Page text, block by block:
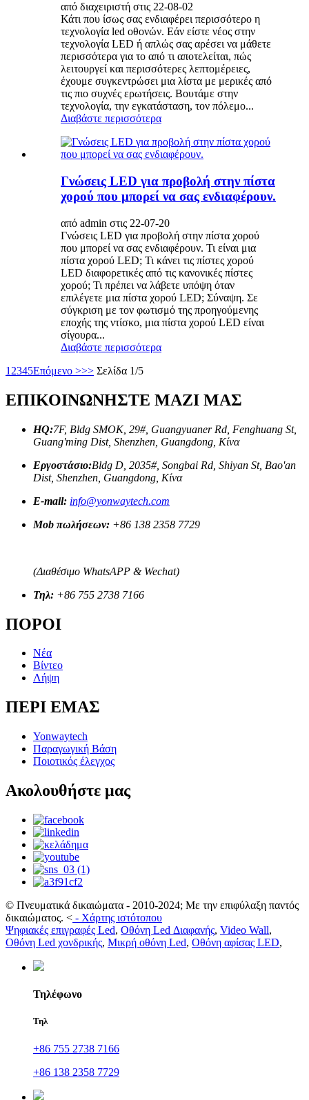
από διαχειριστή στις 22-08-02
Κάτι που ίσως σας ενδιαφέρει περισσότερο η
τεχνολογία led οθονών. Εάν είστε νέος στην
τεχνολογία LED ή απλώς σας αρέσει να μάθετε
περισσότερα για το από τι αποτελείται, πώς
λειτουργεί και περισσότερες λεπτομέρειες,
έχουμε συγκεντρώσει μια λίστα με μερικές από
τις πιο συχνές ερωτήσεις. Βουτάμε στην
τεχνολογία, την εγκατάσταση, τον πόλεμο...
Διαβάστε περισσότερα
Γνώσεις LED για προβολή στην πίστα
χορού που μπορεί να σας ενδιαφέρουν.
από admin στις 22-07-20
Γνώσεις LED για προβολή στην πίστα χορού
που μπορεί να σας ενδιαφέρουν. Τι είναι μια
πίστα χορού LED; Τι κάνει τις πίστες χορού
LED διαφορετικές από τις κανονικές πίστες
χορού; Τι πρέπει να λάβετε υπόψη όταν
επιλέγετε μια πίστα χορού LED; Σύναψη. Σε
σύγκριση με τον φωτισμό της προηγούμενης
εποχής της ντίσκο, μια πίστα χορού LED είναι
σίγουρα...
Διαβάστε περισσότερα
1 2345Επόμενο >>> Σελίδα 1/5
ΕΠΙΚΟΙΝΩΝΗΣΤΕ ΜΑΖΙ ΜΑΣ
HQ:7F, Bldg SMOK, 29#, Guangyuaner Rd, Fenghuang St,
Guang'ming Dist, Shenzhen, Guangdong, Κίνα
Εργοστάσιο:Bldg D, 2035#, Songbai Rd, Shiyan St, Bao'an
Dist, Shenzhen, Guangdong, Κίνα
E-mail: info@yonwaytech.com
Mob πωλήσεων: +86 138 2358 7729
(Διαθέσιμο WhatsAPP & Wechat)
Τηλ: +86 755 2738 7166
ΠΟΡΟΙ
Νέα
Βίντεο
Λήψη
ΠΕΡΙ ΕΜΑΣ
Yonwaytech
Παραγωγική Βάση
Ποιοτικός έλεγχος
Ακολουθήστε μας
© Πνευματικά δικαιώματα - 2010-2024; Με την επιφύλαξη παντός
δικαιώματος. < - Χάρτης ιστότοπου
Ψηφιακές επιγραφές Led, Οθόνη Led Διαφανής, Video Wall,
Οθόνη Led χονδρικής, Μικρή οθόνη Led, Οθόνη αφίσας LED,
Τηλέφωνο
Τηλ
+86 755 2738 7166
+86 138 2358 7729